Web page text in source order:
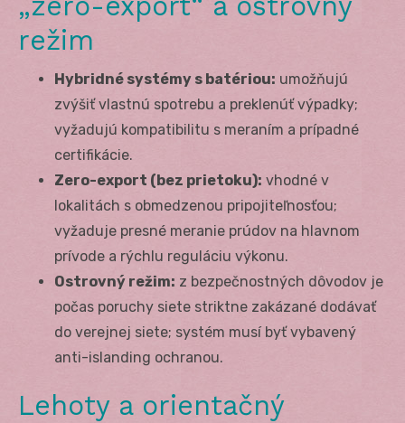
režim
Hybridné systémy s batériou: umožňujú
zvýšiť vlastnú spotrebu a preklenúť výpadky;
vyžadujú kompatibilitu s meraním a prípadné
certifikácie.
Zero-export (bez prietoku): vhodné v
lokalitách s obmedzenou pripojiteľnosťou;
vyžaduje presné meranie prúdov na hlavnom
prívode a rýchlu reguláciu výkonu.
Ostrovný režim: z bezpečnostných dôvodov je
počas poruchy siete striktne zakázané dodávať
do verejnej siete; systém musí byť vybavený
anti-islanding ochranou.
Lehoty a orientačný